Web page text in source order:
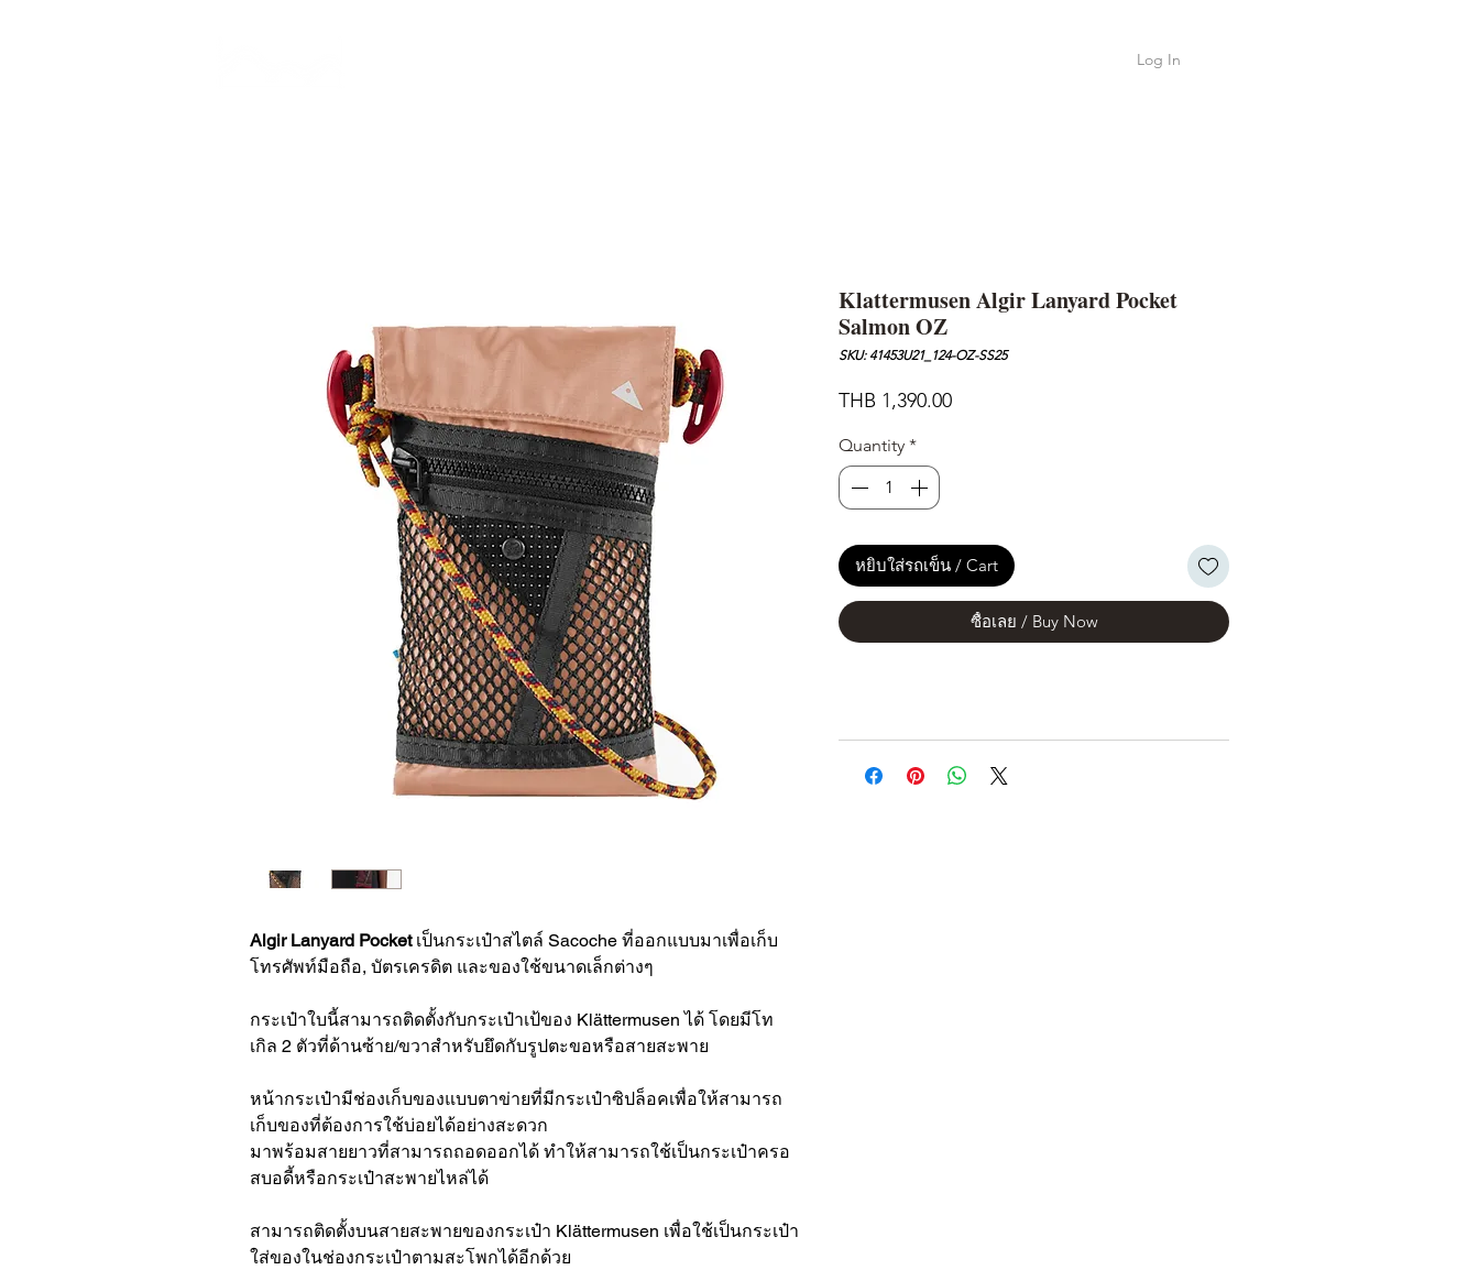
Log In
Algir Lanyard Pocketเป็นกระเป๋าสไตล์ Sacoche ที่ออกแบบมาเพื่อเก็บ
โทรศัพท์มือถือ, บัตรเครดิต และของใช้ขนาดเล็กต่างๆ
กระเป๋าใบนี้สามารถติดตั้งกับกระเป๋าเป้ของ Klättermusen ได้ โดยมีโท
เกิล 2 ตัวที่ด้านซ้าย/ขวาสำหรับยึดกับรูปตะขอหรือสายสะพาย
หน้ากระเป๋ามีช่องเก็บของแบบตาข่ายที่มีกระเป๋าซิปล็อคเพื่อให้สามารถ
เก็บของที่ต้องการใช้บ่อยได้อย่างสะดวก
มาพร้อมสายยาวที่สามารถถอดออกได้ ทำให้สามารถใช้เป็นกระเป๋าครอ
สบอดี้หรือกระเป๋าสะพายไหล่ได้
สามารถติดตั้งบนสายสะพายของกระเป๋า Klättermusen เพื่อใช้เป็นกระเป๋า
ใส่ของในช่องกระเป๋าตามสะโพกได้อีกด้วย
Klattermusen Algir Lanyard Pocket
Salmon OZ
SKU: 41453U21_124-OZ-SS25
THB 1,390.00Price
Quantity *
หยิบใส่รถเข็น / Cart
ซื้อเลย / Buy Now